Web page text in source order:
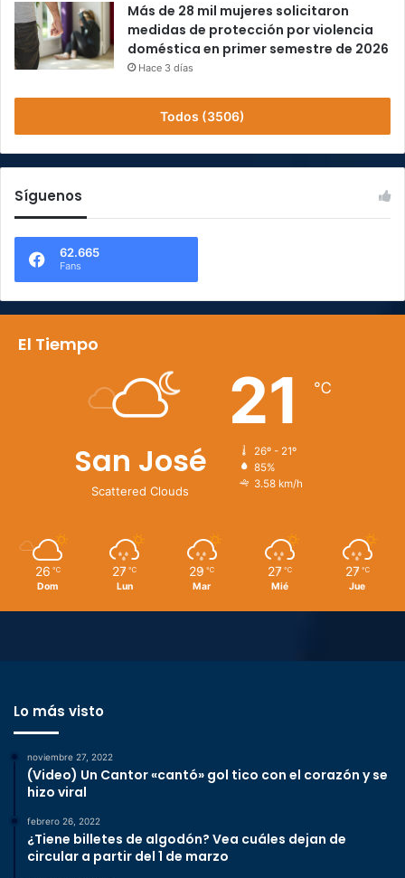
Más de 28 mil mujeres solicitaron
medidas de protección por violencia
doméstica en primer semestre de 2026
Hace 3 días
Todos (3506)
Síguenos
62.665
Fans
El Tiempo
San José
Scattered Clouds
21 ℃
26º - 21º
85%
3.58 km/h
26 ℃
Dom
27 ℃
Lun
29 ℃
Mar
27 ℃
Mié
27 ℃
Jue
Lo más visto
noviembre 27, 2022
(Video) Un Cantor «cantó» gol tico con el corazón y se
hizo viral
febrero 26, 2022
¿Tiene billetes de algodón? Vea cuáles dejan de
circular a partir del 1 de marzo